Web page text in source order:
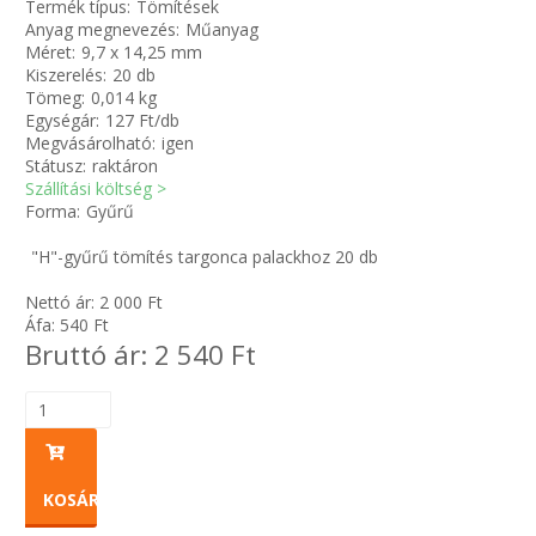
SIMÍTÓZÁRAS TASAK
KÖTÖZŐK-JELÖLŐK-IRATTARTÓK
TÖMLŐBILINCS
Termék típus: Tömítések
Anyag megnevezés: Műanyag
Méret: 9,7 x 14,25 mm
Kiszerelés: 20 db
Tömeg: 0,014 kg
Egységár: 127 Ft/db
Megvásárolható: igen
Státusz: raktáron
Szállítási költség >
Forma: Gyűrű
"H"-gyűrű tömítés targonca palackhoz 20 db
Nettó ár: 2 000 Ft
Áfa: 540 Ft
Bruttó ár: 2 540 Ft
KOSÁRBA